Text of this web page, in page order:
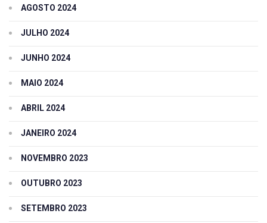
AGOSTO 2024
JULHO 2024
JUNHO 2024
MAIO 2024
ABRIL 2024
JANEIRO 2024
NOVEMBRO 2023
OUTUBRO 2023
SETEMBRO 2023